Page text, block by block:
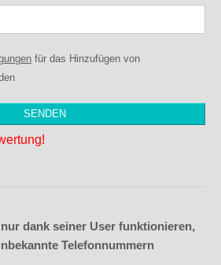
für das Hinzufügen von
dank seiner User funktionieren,
Telefonnummern